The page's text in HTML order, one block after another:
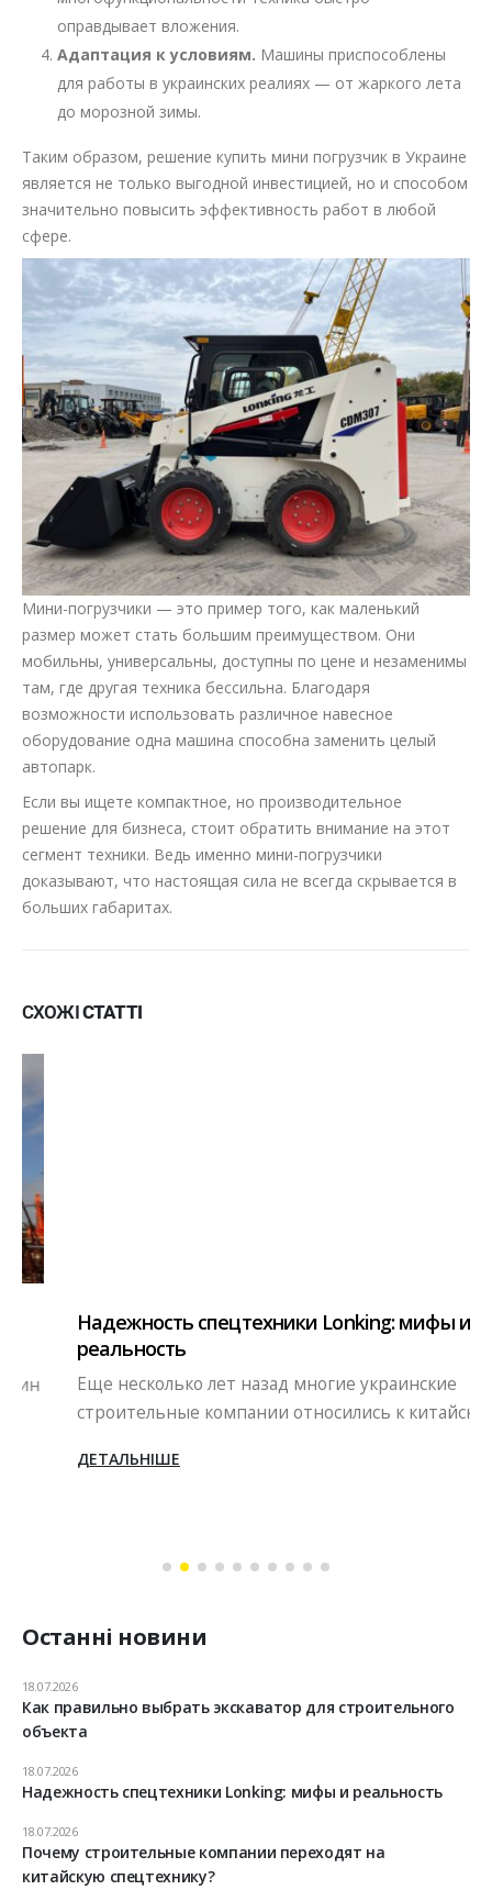
оправдывает вложения.
Адаптация к условиям. Машины приспособлены
для работы в украинских реалиях — от жаркого лета
до морозной зимы.
Таким образом, решение купить мини погрузчик в Украине
является не только выгодной инвестицией, но и способом
значительно повысить эффективность работ в любой
сфере.
Мини-погрузчики — это пример того, как маленький
размер может стать большим преимуществом. Они
мобильны, универсальны, доступны по цене и незаменимы
там, где другая техника бессильна. Благодаря
возможности использовать различное навесное
оборудование одна машина способна заменить целый
автопарк.
Если вы ищете компактное, но производительное
решение для бизнеса, стоит обратить внимание на этот
сегмент техники. Ведь именно мини-погрузчики
доказывают, что настоящая сила не всегда скрывается в
больших габаритах.
СХОЖІСТАТТІ
Надежность спецтехники Lonking: мифы и
реальность
Еще несколько лет назад многие украинские
строительные компании относились к китайской...
ДЕТАЛЬНІШЕ
Останні новини
Как правильно выбрать экскаватор для строительного
объекта
18.07.2026
Надежность спецтехники Lonking: мифы и реальность
18.07.2026
Почему строительные компании переходят на
китайскую спецтехнику?
18.07.2026